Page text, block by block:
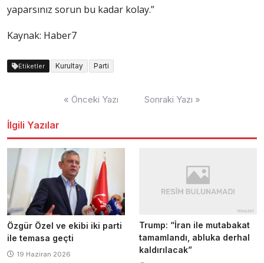
yaparsınız sorun bu kadar kolay.”
Kaynak: Haber7
Etiketler Kurultay Parti
« Önceki Yazı Sonraki Yazı »
İlgili Yazılar
Özgür Özel ve ekibi iki parti
ile temasa geçti
19 Haziran 2026
Trump: “İran ile mutabakat
tamamlandı, abluka derhal
kaldırılacak”